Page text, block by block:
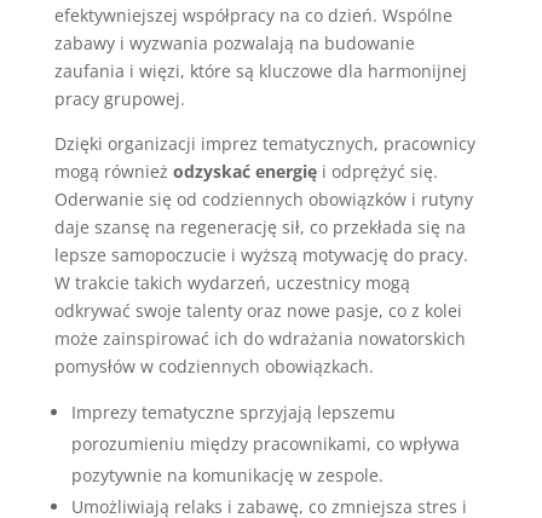
efektywniejszej współpracy na co dzień. Wspólne
zabawy i wyzwania pozwalają na budowanie
zaufania i więzi, które są kluczowe dla harmonijnej
pracy grupowej.
Dzięki organizacji imprez tematycznych, pracownicy
mogą również odzyskać energięi odprężyć się.
Oderwanie się od codziennych obowiązków i rutyny
daje szansę na regenerację sił, co przekłada się na
lepsze samopoczucie i wyższą motywację do pracy.
W trakcie takich wydarzeń, uczestnicy mogą
odkrywać swoje talenty oraz nowe pasje, co z kolei
może zainspirować ich do wdrażania nowatorskich
pomysłów w codziennych obowiązkach.
Imprezy tematyczne sprzyjają lepszemu
porozumieniu między pracownikami, co wpływa
pozytywnie na komunikację w zespole.
Umożliwiają relaks i zabawę, co zmniejsza stres i